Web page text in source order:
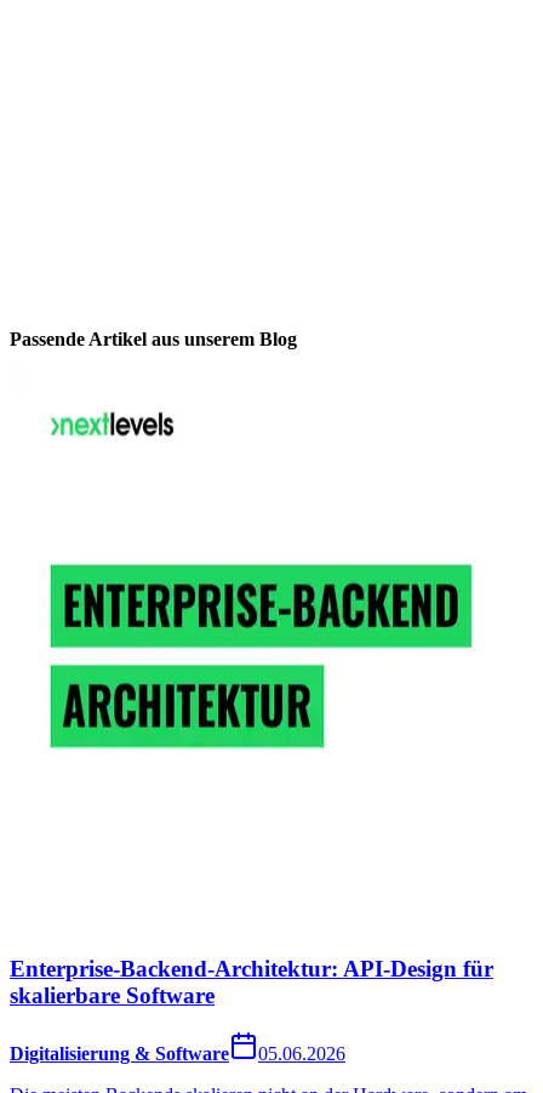
Passende Artikel aus unserem Blog
Enterprise-Backend-Architektur: API-Design für
skalierbare Software
Digitalisierung & Software
05.06.2026